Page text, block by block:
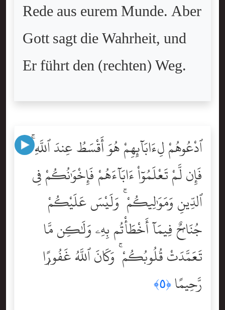
Rede aus eurem Munde. Aber
Gott sagt die Wahrheit, und
Er führt den (rechten) Weg.
ٱدْعُوهُمْ لِءَابَآئِهِمْ هُوَ أَقْسَطُ عِندَ ٱللَّهِ ۚ
فَإِن لَّمْ تَعْلَمُوٓاْ ءَابَآءَهُمْ فَإِخْوَٰنُكُمْ فِى
ٱلدِّينِ وَمَوَٰلِيكُمْ ۚ وَلَيْسَ عَلَيْكُمْ
جُنَاحٌۭ فِيمَآ أَخْطَأْتُم بِهِۦ وَلَٰكِن مَّا
تَعَمَّدَتْ قُلُوبُكُمْ ۚ وَكَانَ ٱللَّهُ غَفُورًۭا
رَّحِيمًا ﴿٥﴾